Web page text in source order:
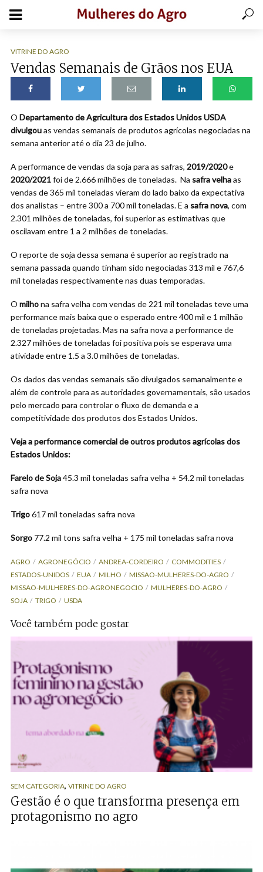
VITRINE DO AGRO
Vendas Semanais de Grãos nos EUA
O Departamento de Agricultura dos Estados Unidos USDA
divulgouas vendas semanais de produtos agrícolas negociadas na
semana anterior até o dia 23 de julho.
A performance de vendas da soja para as safras, 2019/2020e
2020/2021foi de 2.666 milhões de toneladas. Na safra velhaas
vendas de 365 mil toneladas vieram do lado baixo da expectativa
dos analistas – entre 300 a 700 mil toneladas. E a safra nova, com
2.301 milhões de toneladas, foi superior as estimativas que
oscilavam entre 1 a 2 milhões de toneladas.
O reporte de soja dessa semana é superior ao registrado na
semana passada quando tinham sido negociadas 313 mil e 767,6
mil toneladas respectivamente nas duas temporadas.
O milhona safra velha com vendas de 221 mil toneladas teve uma
performance mais baixa que o esperado entre 400 mil e 1 milhão
de toneladas projetadas. Mas na safra nova a performance de
2.327 milhões de toneladas foi positiva pois se esperava uma
atividade entre 1.5 a 3.0 milhões de toneladas.
Os dados das vendas semanais são divulgados semanalmente e
além de controle para as autoridades governamentais, são usados
pelo mercado para controlar o fluxo de demanda e a
competitividade dos produtos dos Estados Unidos.
Veja a performance comercial de outros produtos agrícolas dos
Estados Unidos:
Farelo de Soja45.3 mil toneladas safra velha + 54.2 mil toneladas
safra nova
Trigo617 mil toneladas safra nova
Sorgo 77.2 mil tons safra velha + 175 mil toneladas safra nova
AGRO AGRONEGÓCIO ANDREA-CORDEIRO
COMMODITIES
ESTADOS-UNIDOS
EUA MILHO
MISSAO-MULHERES-DO-AGRO
MISSAO-MULHERES-DO-AGRONEGOCIO
MULHERES-DO-AGRO
SOJA
TRIGO USDA
Você também pode gostar
SEM CATEGORIA, VITRINE DO AGRO
Gestão é o que transforma presença em
protagonismo no agro